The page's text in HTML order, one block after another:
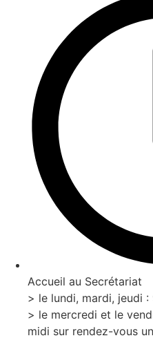
Accueil au Secrétariat
> le lundi, mardi, jeudi
> le mercredi et le
midi sur rendez-vous